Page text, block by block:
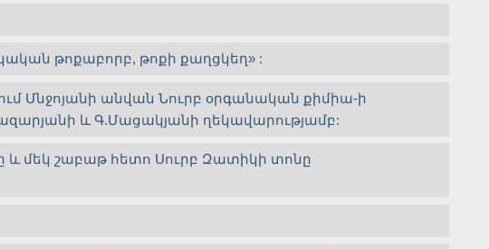
թոքաբորբ, թոքի քաղցկեղ» :
Մնջոյանի անվան Նուրբ օրգանական քիմիա-ի
և Գ.Մացակյանի ղեկավարությամբ:
և մեկ շաբաթ հետո Սուրբ Զատիկի տոնը